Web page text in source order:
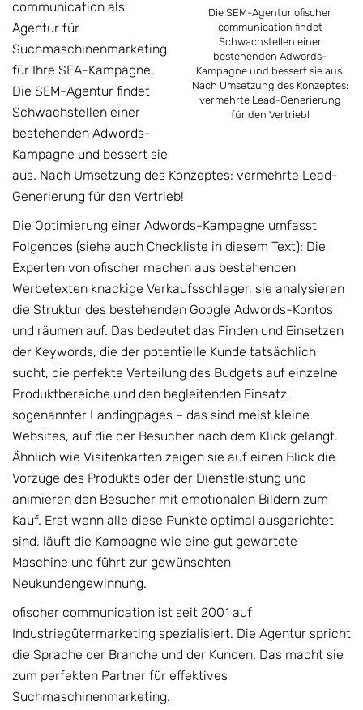
Die SEM-Agentur ofischer
communication findet
Schwachstellen einer
bestehenden Adwords-
Kampagne und bessert sie aus.
Nach Umsetzung des Konzeptes:
vermehrte Lead-Generierung
für den Vertrieb!
communication als
Agentur für
Suchmaschinenmarketing
für Ihre SEA-Kampagne.
Die SEM-Agentur findet
Schwachstellen einer
bestehenden Adwords-
Kampagne und bessert sie
aus. Nach Umsetzung des Konzeptes: vermehrte Lead-
Generierung für den Vertrieb!
Die Optimierung einer Adwords-Kampagne umfasst
Folgendes (siehe auch Checkliste in diesem Text): Die
Experten von ofischer machen aus bestehenden
Werbetexten knackige Verkaufsschlager, sie analysieren
die Struktur des bestehenden Google Adwords-Kontos
und räumen auf. Das bedeutet das Finden und Einsetzen
der Keywords, die der potentielle Kunde tatsächlich
sucht, die perfekte Verteilung des Budgets auf einzelne
Produktbereiche und den begleitenden Einsatz
sogenannter Landingpages – das sind meist kleine
Websites, auf die der Besucher nach dem Klick gelangt.
Ähnlich wie Visitenkarten zeigen sie auf einen Blick die
Vorzüge des Produkts oder der Dienstleistung und
animieren den Besucher mit emotionalen Bildern zum
Kauf. Erst wenn alle diese Punkte optimal ausgerichtet
sind, läuft die Kampagne wie eine gut gewartete
Maschine und führt zur gewünschten
Neukundengewinnung.
ofischer communication ist seit 2001 auf
Industriegütermarketing spezialisiert. Die Agentur spricht
die Sprache der Branche und der Kunden. Das macht sie
zum perfekten Partner für effektives
Suchmaschinenmarketing.